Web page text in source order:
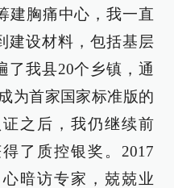
建胸痛中心，我一直
建设材料，包括基层
了我县20个乡镇，通
为首家国家标准版的
之后，我仍继续前
了质控银奖。2017
暗访专家，兢兢业